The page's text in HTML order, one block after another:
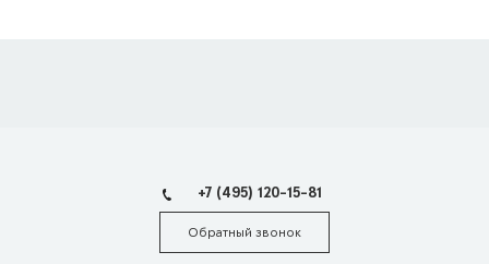
+7 (495) 120-15-81
Обратный звонок